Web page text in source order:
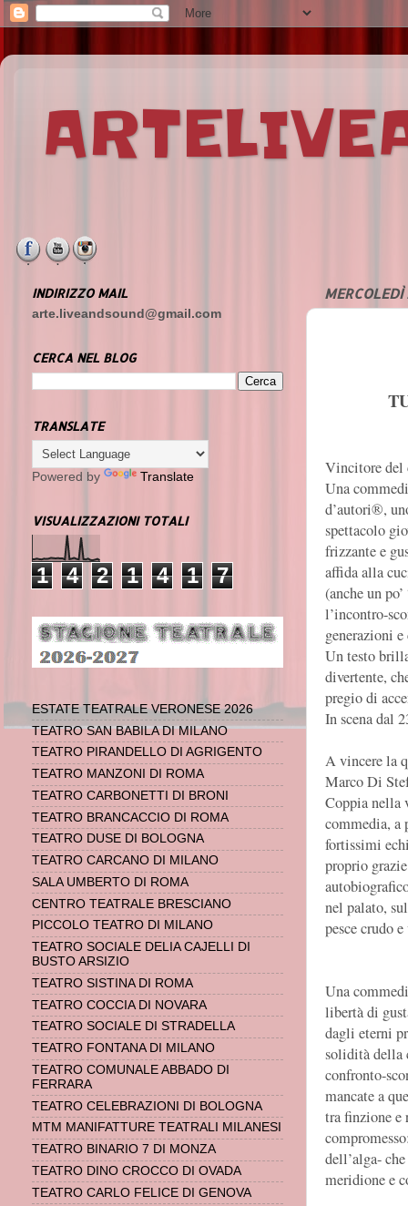
Vincitore del
Una
d’autori®,
spettacolo
frizzante e
affida alla
(anche un
l’incontro-
generazioni
Un testo
divertente,
pregio di
In scena dal
A vincere la
Marco Di
Coppia nella
commedia, a
fortissimi
proprio
nel palato,
pesce crudo
Una
libertà di
dagli eterni
solidità della
confronto-
mancate a
tra finzione e
dell’alga-
meridione e
INDIRIZZO MAIL
arte.liveandsound@gmail.com
CERCA NEL BLOG
TRANSLATE
Powered by Translate
VISUALIZZAZIONI TOTALI
1 4 2 1 4 1 7
ESTATE TEATRALE VERONESE 2026
TEATRO SAN BABILA DI MILANO
TEATRO PIRANDELLO DI AGRIGENTO
TEATRO MANZONI DI ROMA
TEATRO CARBONETTI DI BRONI
TEATRO BRANCACCIO DI ROMA
TEATRO DUSE DI BOLOGNA
TEATRO CARCANO DI MILANO
SALA UMBERTO DI ROMA
CENTRO TEATRALE BRESCIANO
PICCOLO TEATRO DI MILANO
TEATRO SOCIALE DELIA CAJELLI DI
BUSTO ARSIZIO
TEATRO SISTINA DI ROMA
TEATRO COCCIA DI NOVARA
TEATRO SOCIALE DI STRADELLA
TEATRO FONTANA DI MILANO
TEATRO COMUNALE ABBADO DI
FERRARA
TEATRO CELEBRAZIONI DI BOLOGNA
MTM MANIFATTURE TEATRALI MILANESI
TEATRO BINARIO 7 DI MONZA
TEATRO DINO CROCCO DI OVADA
TEATRO CARLO FELICE DI GENOVA